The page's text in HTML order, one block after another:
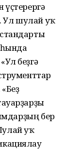
Ул шулай уҡ
беҙгә
бер
уҡ